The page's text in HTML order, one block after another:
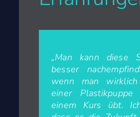
„Man kann diese
besser
wenn man
einer
einem Kurs übt.